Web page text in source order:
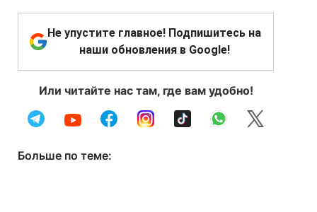
Не упустите главное! Подпишитесь на
наши обновления в Google!
Или читайте нас там, где вам удобно!
Больше по теме: